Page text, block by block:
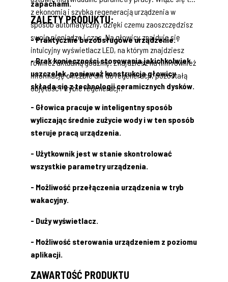
zapachami.
z ekonomią i szybką regeneracją urządzenia w
sposób automatyczny, dzięki czemu zaoszczędzisz
swoje pieniądze i czas. Na głowicy znajduje się
intuicyjny wyświetlacz LED, na którym znajdziesz
również aktualną godzinę. Znajdziesz na nim również
informację o liczbie dni do regeneracji, pozostałą
objętość i trybie regeneracji.
ZALETY PRODUKTU:
- Praktycznie bezobsługowe urządzenie.
- Brak konieczności stosowania jakichkolwiek
uszczelek, ponieważ konstrukcja głowicy
składa się z technologii ceramicznych dysków.
- Głowica pracuje w inteligentny sposób
wyliczając średnie zużycie wody i w ten sposób
steruje pracą urządzenia.
- Użytkownik jest w stanie skontrolować
wszystkie parametry urządzenia.
- Możliwość przełączenia urządzenia w tryb
wakacyjny.
- Duży wyświetlacz.
- Możliwość sterowania urządzeniem z poziomu
aplikacji.
ZAWARTOŚĆ PRODUKTU